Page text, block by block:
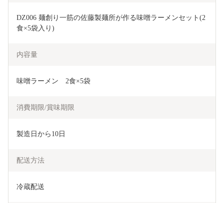
DZ006 麺創り一筋の佐藤製麺所が作る味噌ラーメンセット(2
食×5袋入り)
内容量
味噌ラーメン　2食×5袋
消費期限/賞味期限
製造日から10日
配送方法
冷蔵配送